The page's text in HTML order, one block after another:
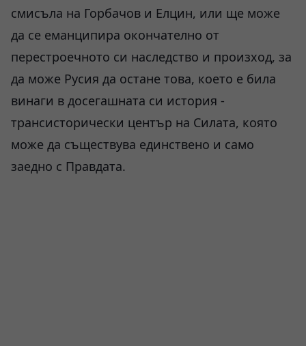
смисъла на Горбачов и Елцин, или ще може
да се еманципира окончателно от
перестроечното си наследство и произход, за
да може Русия да остане това, което е била
винаги в досегашната си история -
трансисторически център на Силата, която
може да съществува единствено и само
заедно с Правдата.